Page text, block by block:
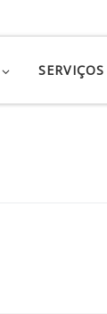
SERVIÇOS